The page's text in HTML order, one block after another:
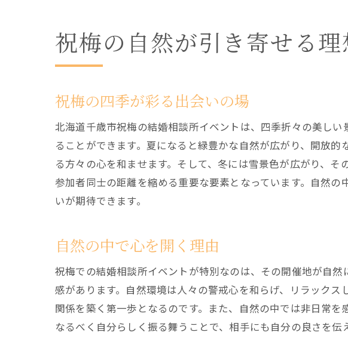
豊か
結婚相談
地域に
結婚相
イベン
地域密
祝梅の
結婚相
祝梅の自然が引き寄せる
祝梅の四季が彩る出会いの場
北海道千歳市祝梅の結婚相談所イベントは、四季折々の美し
ることができます。夏になると緑豊かな自然が広がり、開放
る方々の心を和ませます。そして、冬には雪景色が広がり、
参加者同士の距離を縮める重要な要素となっています。自然
いが期待できます。
自然の中で心を開く理由
祝梅での結婚相談所イベントが特別なのは、その開催地が自
感があります。自然環境は人々の警戒心を和らげ、リラック
関係を築く第一歩となるのです。また、自然の中では非日常
なるべく自分らしく振る舞うことで、相手にも自分の良さを